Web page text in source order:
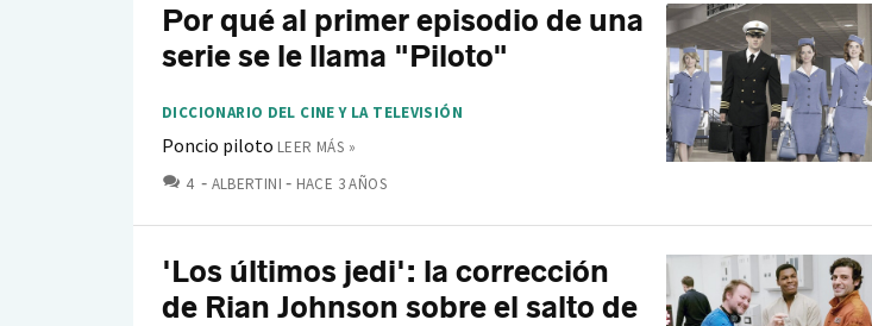
Por qué al primer episodio de una
serie se le llama "Piloto"
DICCIONARIO DEL CINE Y LA TELEVISIÓN
Poncio piloto LEER MÁS »
4 COMENTARIOS
ALBERTINI HACE 3 AÑOS
'Los últimos jedi': la corrección
de Rian Johnson sobre el salto de